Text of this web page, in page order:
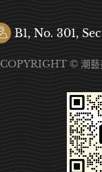
B1, No. 301,
COPYRIGHT © 潮藝